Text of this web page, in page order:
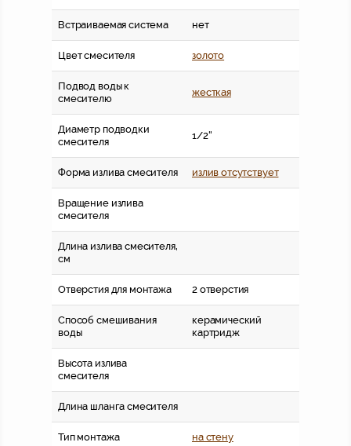
Встраиваемая система нет
Цвет смесителя золото
Подвод воды к
смесителю
жесткая
Диаметр подводки
смесителя
1/2''
Форма излива смесителя излив отсутствует
Вращение излива
смесителя
Длина излива смесителя,
см
Отверстия для монтажа 2 отверстия
Способ смешивания
воды
керамический
картридж
Высота излива
смесителя
Длина шланга смесителя
Тип монтажа на стену